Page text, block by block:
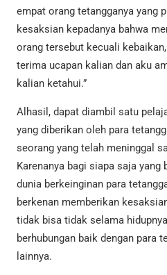
empat orang tetangganya yang
kesaksian kepadanya bahwa
orang tersebut kecuali
terima ucapan kalian dan aku
kalian ketahui.”
Alhasil, dapat diambil satu
yang diberikan oleh para
seorang yang telah meninggal
Karenanya bagi siapa saja yang
dunia berkeinginan para
berkenan memberikan
tidak bisa tidak selama
berhubungan baik dengan para
lainnya.